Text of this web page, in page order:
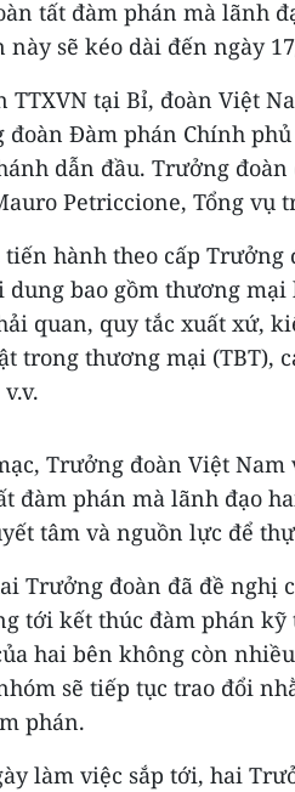
tất đàm phán mà lãnh
sẽ kéo dài đến ngày
TTXVN tại Bỉ, đoàn Việt
đoàn Đàm phán Chính
dẫn đầu. Trưởng
Petriccione, Tổng vụ
hành theo cấp Trưởng
dung bao gồm thương
quan, quy tắc xuất xứ,
trong thương mại (TBT),
Trưởng đoàn Việt
đàm phán mà lãnh đạo
tâm và nguồn lực để
Trưởng đoàn đã đề nghị
tới kết thúc đàm phán
hai bên không còn
sẽ tiếp tục trao đổi
phán.
làm việc sắp tới, hai